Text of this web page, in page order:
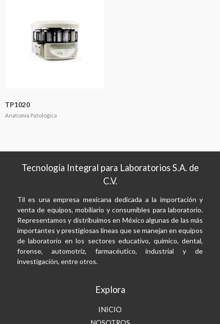
TP1020
Anatomía Patologica
Tecnología Integral para Laboratorios S.A. de
C.V.
Til es una empresa mexicana dedicada a la importación y
venta de equipos, mobiliario y consumibles para laboratorio.
Representamos y distribuimos en México algunas de las más
importantes y prestigiosas líneas que se manejan en equipos
de laboratorio en los sectores educativo, químico, dental,
forense, automotriz, farmacéutico, industrial y de
investigación, entre otros.
Explora
INICIO